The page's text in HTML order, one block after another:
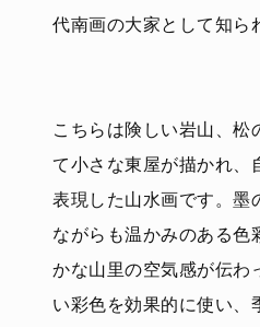
代南画の大家として知ら
こちらは険しい岩山、松
て小さな東屋が描かれ、
表現した山水画です。墨
ながらも温かみのある色
かな山里の空気感が伝わ
い彩色を効果的に使い、